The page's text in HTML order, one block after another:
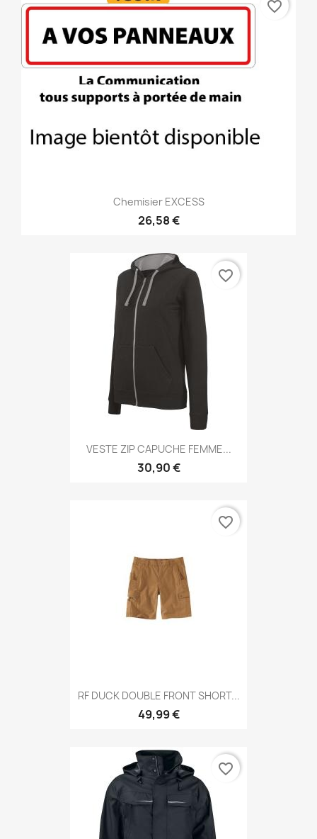
Chemisier EXCESS
26,58 €
favorite_border
VESTE ZIP CAPUCHE FEMME...
30,90 €
favorite_border
RF DUCK DOUBLE FRONT SHORT...
49,99 €
favorite_border
favorite_border